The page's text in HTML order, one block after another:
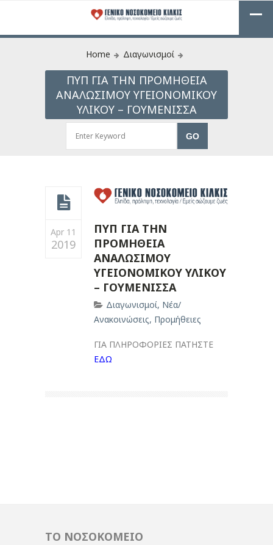
Home Διαγωνισμοί
ΠΥΠ ΓΙΑ ΤΗΝ ΠΡΟΜΗΘΕΙΑ
ΑΝΑΛΩΣΙΜΟΥ ΥΓΕΙΟΝΟΜΙΚΟΥ
ΥΛΙΚΟΥ – ΓΟΥΜΕΝΙΣΣΑ
Apr 11
2019
ΠΥΠ ΓΙΑ ΤΗΝ
ΠΡΟΜΗΘΕΙΑ
ΑΝΑΛΩΣΙΜΟΥ
ΥΓΕΙΟΝΟΜΙΚΟΥ ΥΛΙΚΟΥ
– ΓΟΥΜΕΝΙΣΣΑ
Διαγωνισμοί, Νέα/
Ανακοινώσεις, Προμήθειες
ΓΙΑ ΠΛΗΡΟΦΟΡΙΕΣ ΠΑΤΗΣΤΕ
ΕΔΩ
ΤΟ ΝΟΣΟΚΟΜΕΙΟ